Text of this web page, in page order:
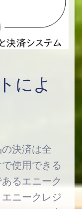
によ
決済は全
使用できる
るエニーク
ニークレジ